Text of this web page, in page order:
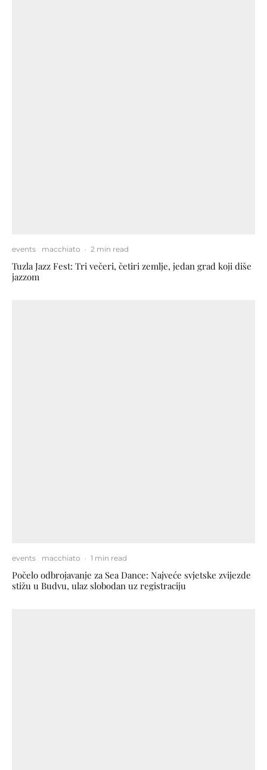
events macchiato · 2 min read
Tuzla Jazz Fest: Tri večeri, četiri zemlje, jedan grad koji diše
jazzom
events macchiato · 1 min read
Počelo odbrojavanje za Sea Dance: Najveće svjetske zvijezde
stižu u Budvu, ulaz slobodan uz registraciju